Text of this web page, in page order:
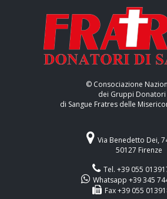
© Consociazione
dei Gruppi Donatori
di Sangue Fratres delle
Via Benedetto Dei,
50127 Firenze
Tel. +39 055
Whatsapp +39 345
Fax +39 055